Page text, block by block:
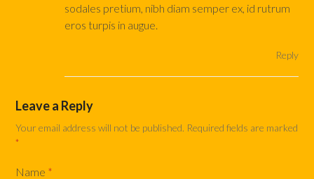
sodales pretium, nibh diam semper ex, id rutrum
eros turpis in augue.
Reply
Leave a Reply
Your email address will not be published. Required fields are marked
*
Name *